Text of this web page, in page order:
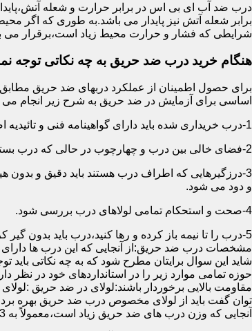
درب ضد آب ای بی اس در برابر حرارت و شعله
برابر شعله آتش نیز پایدار می باشد.به طوری که اگر
شرایطی که فشار و حرارت محیط زیاد است،برقرار می
هنگام خرید درب ضد حریق به چه نکاتی توجه
اساسی برای آزمایش در ضد حریق به شرح زیر انجام می
1-درب خریداری شده باید دارای گواهینامه فنی و تائیدیه اصالت کالا از سازمان آتش نشانی باشد.
2-فضای خالی بین درب و چهارچوب در حالی که درب بسته است،باید 4 میلیمتر از قسمت بالا و اطراف باشد.این فاصله در پایین درب می تواند تا 8 میلیمتر باشد.به عبارتی نور نباید از پایین درب درز نماید.
3-درزگیرهایی که اطراف درب هستند باید دقیق و
و دود می شود.
4-صحت و استحکام تمامی لولاهای درب بررسی شود.
5-درب را تا نیمه باز کرده و رها کنید،درب باید بدون گیر کردن کاملاً بسته شود.
مشخصات درب ضد حریق:از آنجایی که این درب ها
شاید این سوال برایتان مطرح شود که به چه نکاتی باید
حوزه تمامی موارد زیر را در استانداردهای خود در نظر
توان گفت باید از لولای مخصوص درب ضد حریق بهره
آنجایی که وزن درب های ضد حریق زیاد است،معمولاً به 3 عدد لولا نیاز دارند.در حالیکه درب های معمولی با وزن پایین دارای 2 عدد لولا هستند.